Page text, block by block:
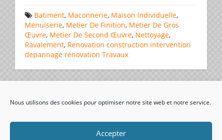
Nous utilisons des cookies pour optimiser notre site web et notre service.
Accepter
Batiment, Maconnerie, Maison Individuelle,
Menuiserie, Metier De Finition, Metier De Gros
Œuvre, Metier De Second Œuvre, Nettoyage,
Ravalement, Renovation construction intervention
depannage rénovation Travaux
visiteurs uniques: